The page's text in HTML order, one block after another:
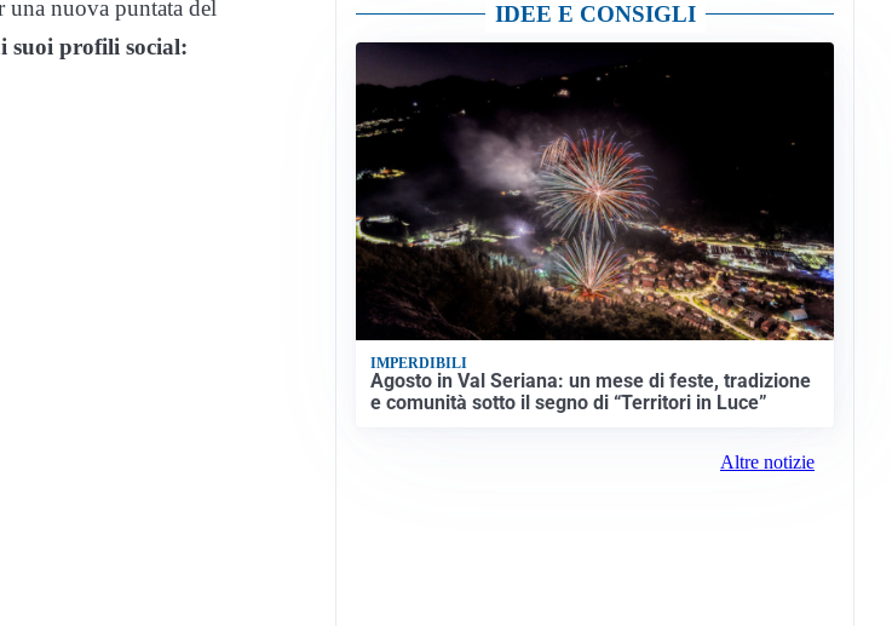
una nuova puntata del
suoi profili social:
IDEE E CONSIGLI
IMPERDIBILI
Agosto in Val Seriana: un mese di feste, tradizione
e comunità sotto il segno di “Territori in Luce”
Altre notizie